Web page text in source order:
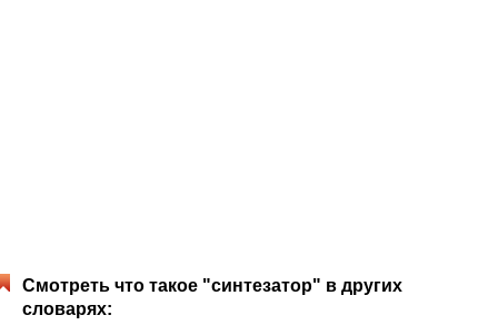
Смотреть что такое "синтезатор" в других
словарях: